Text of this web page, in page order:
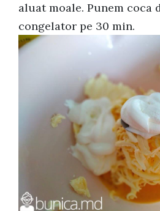
aluat moale. Punem coca
congelator pe 30 min.